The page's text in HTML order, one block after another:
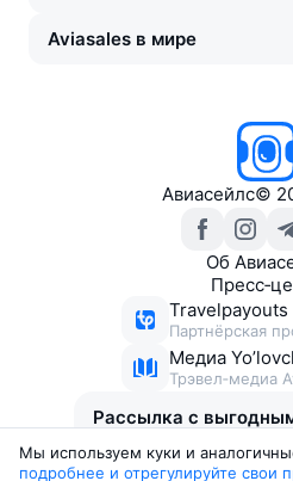
Aviasales в мире
Авиасейлс©
Об
Travelpayouts
Партнёрская
Медиа
Трэвел‑медиа
Рассылка с
Мы используем куки и
подробнее и отрегулируйте свои